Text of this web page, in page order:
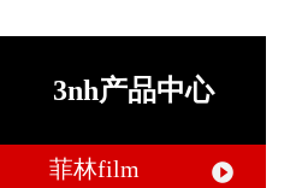
3nh产品中心
菲林film